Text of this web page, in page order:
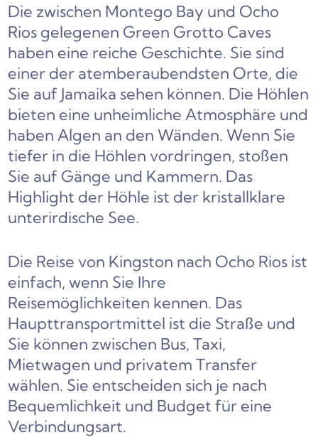
Die zwischen Montego Bay und Ocho
Rios gelegenen Green Grotto Caves
haben eine reiche Geschichte. Sie sind
einer der atemberaubendsten Orte, die
Sie auf Jamaika sehen können. Die Höhlen
bieten eine unheimliche Atmosphäre und
haben Algen an den Wänden. Wenn Sie
tiefer in die Höhlen vordringen, stoßen
Sie auf Gänge und Kammern. Das
Highlight der Höhle ist der kristallklare
unterirdische See.
Die Reise von Kingston nach Ocho Rios ist
einfach, wenn Sie Ihre
Reisemöglichkeiten kennen. Das
Haupttransportmittel ist die Straße und
Sie können zwischen Bus, Taxi,
Mietwagen und privatem Transfer
wählen. Sie entscheiden sich je nach
Bequemlichkeit und Budget für eine
Verbindungsart.